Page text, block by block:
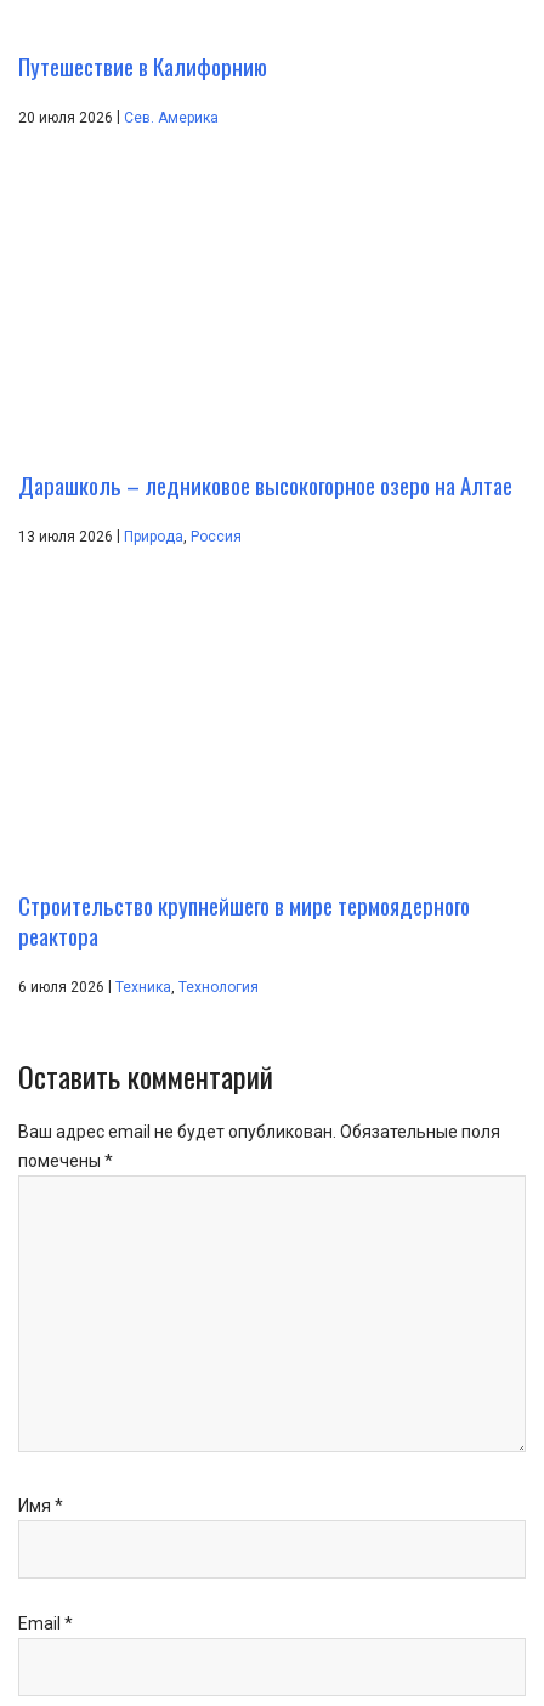
Путешествие в Калифорнию
20 июля 2026 | Сев. Америка
Дарашколь – ледниковое высокогорное озеро на Алтае
13 июля 2026 Природа, Россия
Строительство крупнейшего в мире термоядерного
реактора
6 июля 2026 Техника, Технология
Оставить комментарий
Ваш адрес email не будет опубликован. Обязательные поля
помечены *
Имя *
Email *